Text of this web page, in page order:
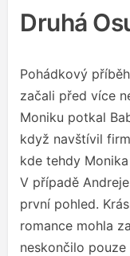
Druhá
Pohádkový
začali před více
Moniku potkal
když navštívil
kde tehdy
V případě
první pohled.
romance mohla
neskončilo